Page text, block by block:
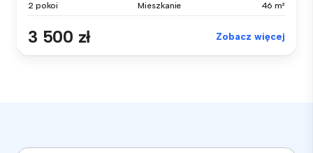
2 pokoi Mieszkanie 46 m²
3 500 zł Zobacz więcej